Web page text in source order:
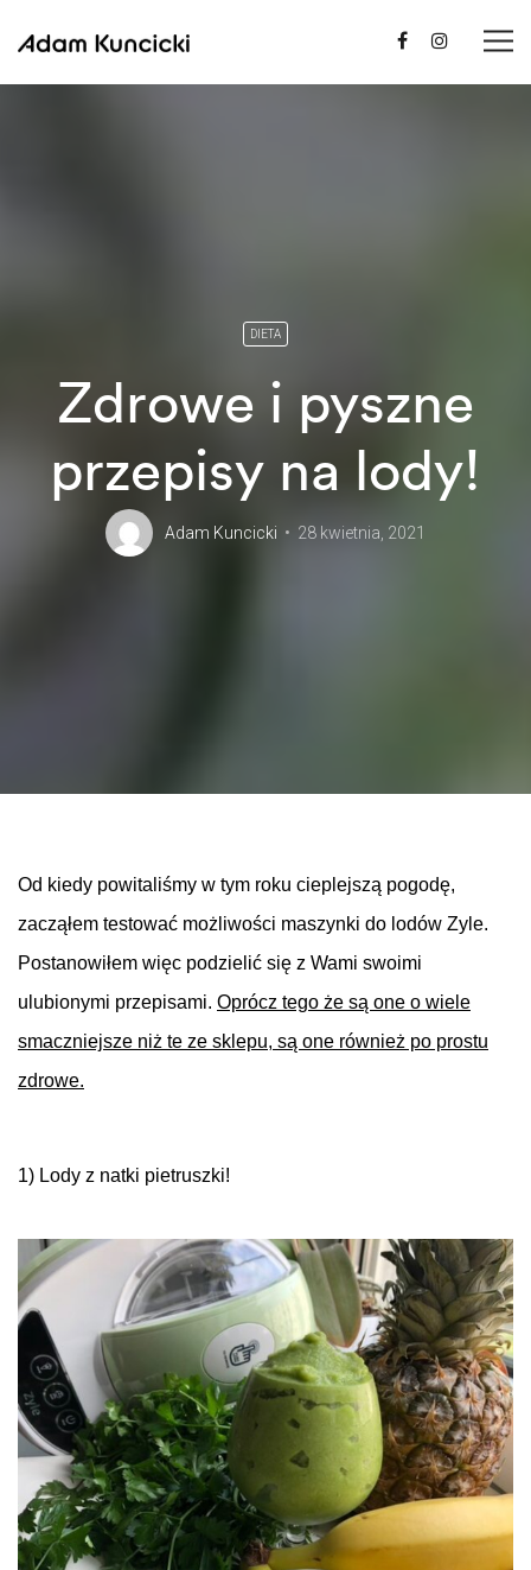
DIETA
Zdrowe i pyszne
przepisy na lody!
Adam Kuncicki 28 kwietnia, 2021
Od kiedy powitaliśmy w tym roku cieplejszą pogodę,
zacząłem testować możliwości maszynki do lodów Zyle.
Postanowiłem więc podzielić się z Wami swoimi
ulubionymi przepisami. Oprócz tego że są one o wiele
smaczniejsze niż te ze sklepu, są one również po prostu
zdrowe.
1) Lody z natki pietruszki!